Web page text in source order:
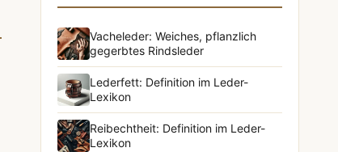
Vacheleder: Weiches, pflanzlich
gegerbtes Rindsleder
Lederfett: Definition im Leder-
Lexikon
Reibechtheit: Definition im Leder-
Lexikon